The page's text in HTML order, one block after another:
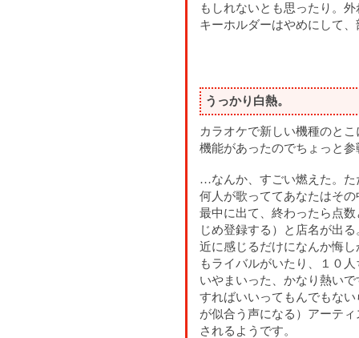
もしれないとも思ったり。
キーホルダーはやめにして
うっかり白熱。
カラオケで新しい機種のと
機能があったのでちょっと参
…なんか、すごい燃えた。た
何人が歌っててあなたはそ
最中に出て、終わったら点
じめ登録する）と店名が出
近に感じるだけになんか悔
もライバルがいたり、１０
いやまいった、かなり熱い
すればいいってもんでもな
が似合う声になる）アーテ
されるようです。